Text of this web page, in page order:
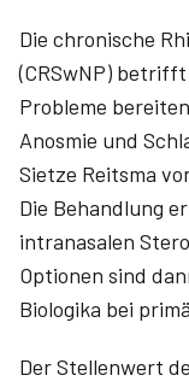
Die chronische
(CRSwNP)
Probleme
Anosmie und
Sietze Reitsma
Die Behandlung
intranasalen
Optionen sind
Biologika bei
Der Stellenwert